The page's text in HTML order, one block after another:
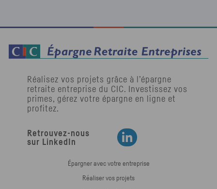
Réalisez vos projets grâce à l’épargne
retraite entreprise du CIC. Investissez vos
primes, gérez votre épargne en ligne et
profitez.
Retrouvez-nous
sur LinkedIn
Retrouvez-nous sur LinkedIn
Épargner avec votre entreprise
Réaliser vos projets